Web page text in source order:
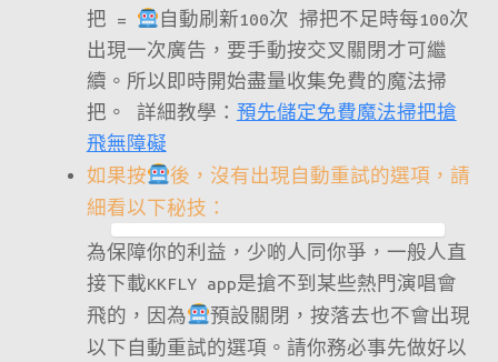
把 =
自動刷新100次 掃把不足時每100次
出現一次廣告，要手動按交叉關閉才可繼
續。所以即時開始盡量收集免費的魔法掃
把。 詳細教學： 預先儲定免費魔法掃把搶
飛無障礙
如果按
後，沒有出現自動重試的選項，請
細看以下秘技：
為保障你的利益，少啲人同你爭，一般人直
接下載KKFLY app是搶不到某些熱門演唱會
飛的，因為
預設關閉，按落去也不會出現
以下自動重試的選項。請你務必事先做好以